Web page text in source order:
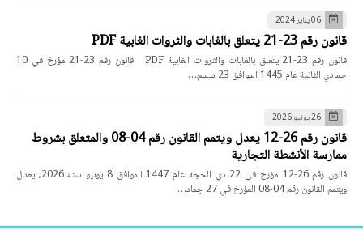
06 يناير 2024
قانون رقم 23-21 يتعلق بالغابات والثروات الغابية PDF
قانون رقم 23-21 يتعلق بالغابات والثروات الغابية PDF قانون رقم 23-21 مؤرخ في 10
جمادي الثانية عام 1445 الموافق 23 ديسم…
26 يونيو 2026
قانون رقم 26-12 يعدل ويتمم القانون رقم 04-08 والمتعلق بشروط
ممارسة الأنشطة التجارية
قانون رقم 26-12 مؤرخ في 22 ذي الحجة عام 1447 الموافق 8 يونيو سنة 2026، يعدل
ويتمم القانون رقم 04-08 المؤرخ في 27 جماد…